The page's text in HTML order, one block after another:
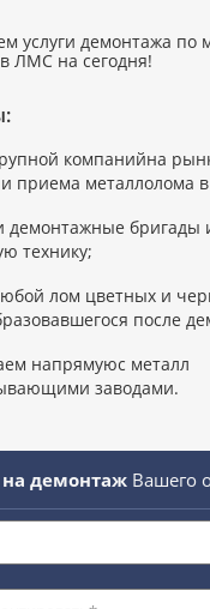
услуги демонтажа по
ЛМС на сегодня!
компанийна
приема металлолома
демонтажные бригады
технику;
лом цветных и
после
напрямуюс металл
заводами.
на демонтаж Вашего